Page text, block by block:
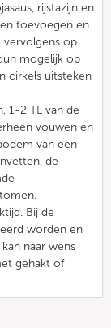
rijstazijn en
toevoegen en
vervolgens op
mogelijk op
cirkels uitsteken
1-2 TL van de
vouwen en
van een
de
Bij de
worden en
naar wens
gehakt of